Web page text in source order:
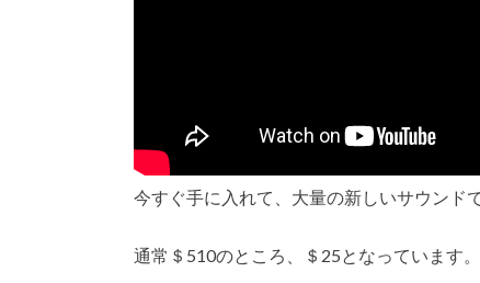
今すぐ手に入れて、大量の新しいサウンド
通常＄510のところ、＄25となっています。